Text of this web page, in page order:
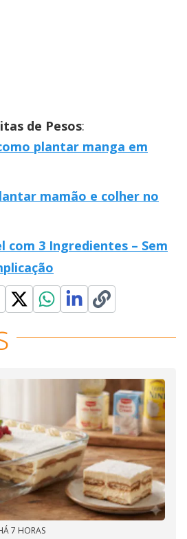
de Pesos:
plantar manga em
mamão e colher no
com 3 Ingredientes – Sem
7 HORAS